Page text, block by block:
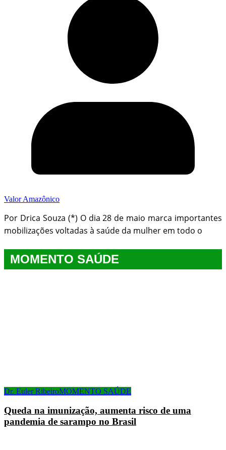
Valor Amazônico
Por Drica Souza (*) O dia 28 de maio marca importantes
mobilizações voltadas à saúde da mulher em todo o
MOMENTO SAÚDE
Dr. Euler RibeiroMOMENTO SAÚDE
Queda na imunização, aumenta risco de uma
pandemia de sarampo no Brasil